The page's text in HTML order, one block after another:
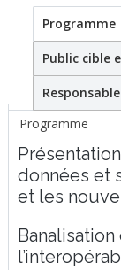
StageProgramme
Public cible
Programme
données et
et les